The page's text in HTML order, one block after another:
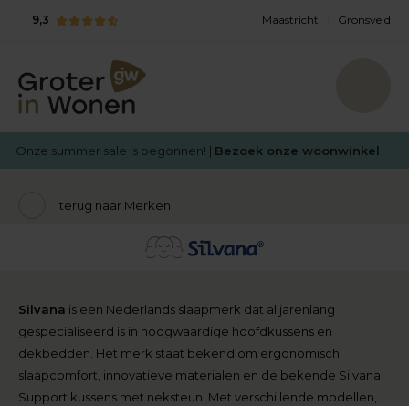
9,3 Maastricht Gronsveld
Onze summer sale is begonnen! | Bezoek onze woonwinkel
terug naar Merken
Silvana is een Nederlands slaapmerk dat al jarenlang
gespecialiseerd is in hoogwaardige hoofdkussens en
dekbedden. Het merk staat bekend om ergonomisch
slaapcomfort, innovatieve materialen en de bekende Silvana
Support kussens met neksteun. Met verschillende modellen,